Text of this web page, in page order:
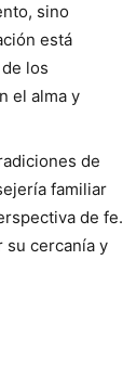
sino
está
los
el alma y
de
familiar
de fe.
su cercanía y